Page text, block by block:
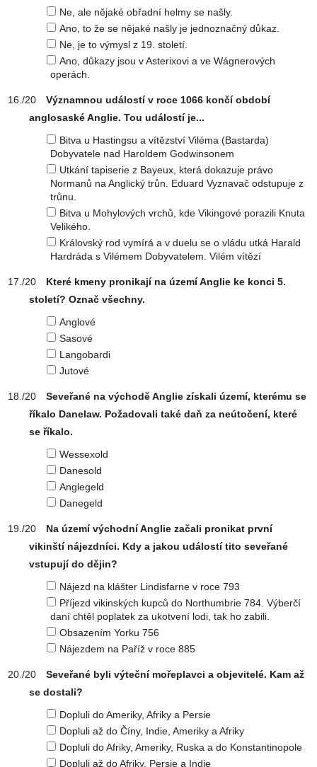
Ne, ale nějaké obřadní helmy se našly.
Ano, to že se nějaké našly je jednoznačný důkaz.
Ne, je to výmysl z 19. století.
Ano, důkazy jsou v Asterixovi a ve Wágnerových
operách.
Významnou událostí v roce 1066 končí období
anglosaské Anglie. Tou událostí je...
Bitva u Hastingsu a vítězství Viléma (Bastarda)
Dobyvatele nad Haroldem Godwinsonem
Utkání tapiserie z Bayeux, která dokazuje právo
Normanů na Anglický trůn. Eduard Vyznavač odstupuje z
trůnu.
Bitva u Mohylových vrchů, kde Vikingové porazili Knuta
Velikého.
Královský rod vymírá a v duelu se o vládu utká Harald
Hardráda s Vilémem Dobyvatelem. Vilém vítězí
Které kmeny pronikají na území Anglie ke konci 5.
století? Označ všechny.
Anglové
Sasové
Langobardi
Jutové
Seveřané na východě Anglie získali území, kterému se
říkalo Danelaw. Požadovali také daň za neútočení, které
se říkalo.
Wessexold
Danesold
Anglegeld
Danegeld
Na území východní Anglie začali pronikat první
vikinští nájezdníci. Kdy a jakou událostí tito seveřané
vstupují do dějin?
Nájezd na klášter Lindisfarne v roce 793
Příjezd vikinských kupců do Northumbrie 784. Výberčí
daní chtěl poplatek za ukotvení lodi, tak ho zabili.
Obsazením Yorku 756
Nájezdem na Paříž v roce 885
Seveřané byli výteční mořeplavci a objevitelé. Kam až
se dostali?
Dopluli do Ameriky, Afriky a Persie
Dopluli až do Číny, Indie, Ameriky a Afriky
Dopluli do Afriky, Ameriky, Ruska a do Konstantinopole
Dopluli až do Afriky, Persie a Indie